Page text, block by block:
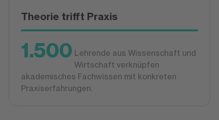
Theorie trifft Praxis
1.500 Lehrende aus Wissenschaft und
Wirtschaft verknüpfen
akademisches Fachwissen mit konkreten
Praxiserfahrungen.